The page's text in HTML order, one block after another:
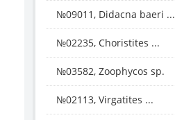
№09011, Didacna baeri ...
№02235, Choristites ...
№03582, Zoophycos sp.
№02113, Virgatites ...